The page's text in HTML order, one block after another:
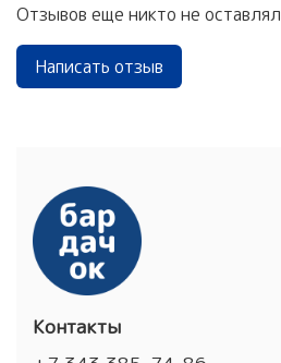
Отзывов еще никто не оставлял
Написать отзыв
Контакты